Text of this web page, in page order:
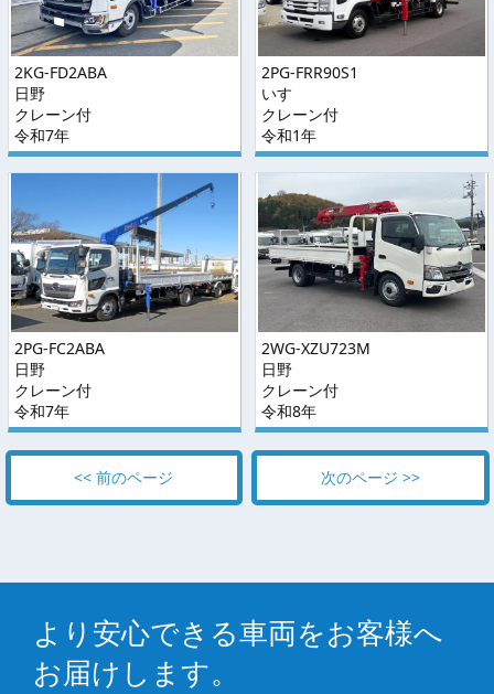
2KG-FD2ABA
日野
クレーン付
令和7年
2PG-FRR90S1
いすゞ
クレーン付
令和1年
2PG-FC2ABA
日野
クレーン付
令和7年
2WG-XZU723M
日野
クレーン付
令和8年
<< 前のページ 次のページ >>
より安心できる車両をお客様へ
お届けします。